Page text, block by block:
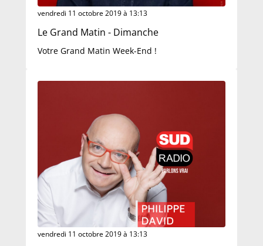
vendredi 11 octobre 2019 à 13:13
Le Grand Matin - Dimanche
Votre Grand Matin Week-End !
vendredi 11 octobre 2019 à 13:13